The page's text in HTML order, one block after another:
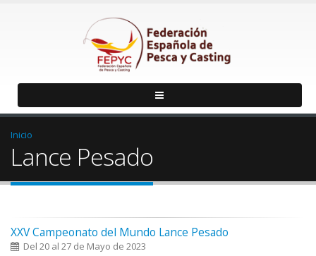
Inicio
Lance Pesado
XXV Campeonato del Mundo Lance Pesado
Del 20 al 27 de Mayo de 2023